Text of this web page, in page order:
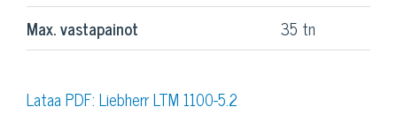
Max. vastapainot
35 tn
Lataa PDF: Liebherr LTM 1100-5.2